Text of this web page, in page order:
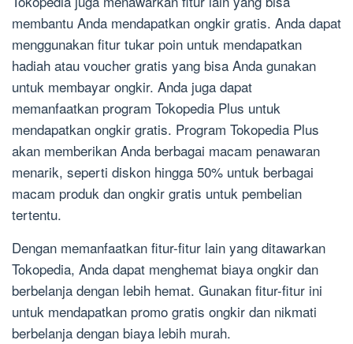
membantu Anda mendapatkan ongkir gratis. Anda dapat
menggunakan fitur tukar poin untuk mendapatkan
hadiah atau voucher gratis yang bisa Anda gunakan
untuk membayar ongkir. Anda juga dapat
memanfaatkan program Tokopedia Plus untuk
mendapatkan ongkir gratis. Program Tokopedia Plus
akan memberikan Anda berbagai macam penawaran
menarik, seperti diskon hingga 50% untuk berbagai
macam produk dan ongkir gratis untuk pembelian
tertentu.
Dengan memanfaatkan fitur-fitur lain yang ditawarkan
Tokopedia, Anda dapat menghemat biaya ongkir dan
berbelanja dengan lebih hemat. Gunakan fitur-fitur ini
untuk mendapatkan promo gratis ongkir dan nikmati
berbelanja dengan biaya lebih murah.